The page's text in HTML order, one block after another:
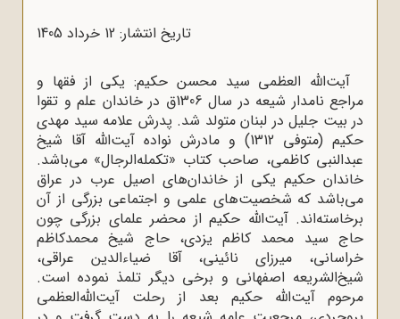
تاریخ انتشار: 12 خرداد 1405
آیت‌الله العظمی سید محسن حکیم: یکی از فقها و
مراجع نامدار شیعه در سال 1306ق در خاندان علم و تقوا
در بیت جلیل در لبنان متولد شد. پدرش علامه سید مهدی
حکیم (متوفی 1312) و مادرش نواده آیت‌الله آقا شیخ
عبدالنبی کاظمی‌، صاحب کتاب «تکمله‌الرجال‌» می‌باشد.
خاندان حکیم یکی از خاندان‌های اصیل عرب در عراق
می‌باشد که شخصیت‌های علمی و اجتماعی بزرگی از آن
برخاسته‌اند. آیت‌الله حکیم از محضر علمای بزرگی چون
حاج سید محمد کاظم یزدی، حاج شیخ محمدکاظم
خراسانی، میرزای نائینی، آقا ضیاءالدین عراقی،
شیخ‌الشریعه اصفهانی و برخی دیگر تلمذ نموده است‌.
مرحوم آیت‌الله حکیم بعد از رحلت آیت‌الله‌العظمی